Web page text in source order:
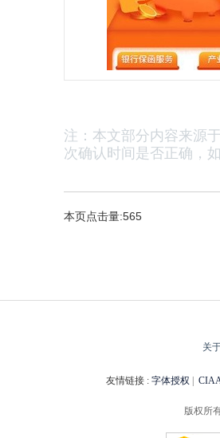
注：本文部分内容来源
次确认时间是否正确，
本页点击量:565
关
友情链接 : 字体授权
版权所